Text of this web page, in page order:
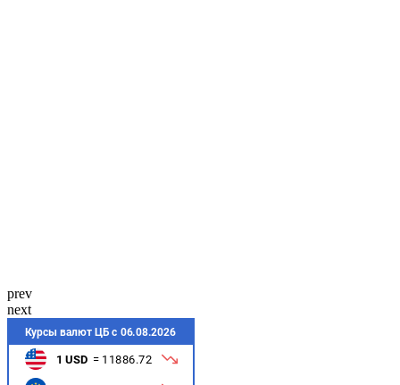
prev
next